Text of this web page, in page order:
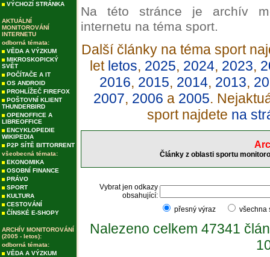
VÝCHOZÍ STRÁNKA
AKTUÁLNÍ
MONITOROVÁNÍ
INTERNETU
odborná témata:
VĚDA A VÝZKUM
MIKROSKOPICKÝ
SVĚT
POČÍTAČE A IT
OS ANDROID
PROHLÍŽEČ FIREFOX
POŠTOVNÍ KLIENT
THUNDERBIRD
OPENOFFICE A
LIBREOFFICE
ENCYKLOPEDIE
WIKIPEDIA
P2P SÍTĚ BITTORRENT
všeobecná témata:
EKONOMIKA
OSOBNÍ FINANCE
PRÁVO
SPORT
KULTURA
CESTOVÁNÍ
ČÍNSKÉ E-SHOPY
ARCHÍV MONITOROVÁNÍ
(2005 - letos):
odborná témata:
VĚDA A VÝZKUM
Na této stránce je archív
internetu na téma sport.
Další články na téma sport
let letos, 2025, 2024, 2023,
2016, 2015, 2014, 2013,
2007, 2006 a 2005.
sport najdete na
Články z oblasti sportu
Vybrat jen odkazy
obsahující:
přesný výraz
Nalezeno celkem 47341